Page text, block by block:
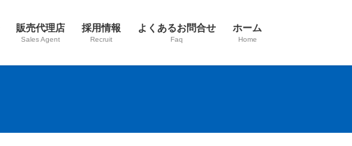
販売代理店
Sales Agent
採用情報
Recruit
よくあるお問合せ
Faq
ホーム
Home